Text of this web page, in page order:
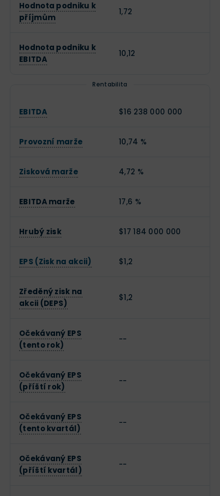
Hodnota podniku k
příjmům
1,72
Hodnota podniku k
EBITDA
10,12
Rentabilita
EBITDA $16 238 000 000
Provozní marže 10,74 %
Zisková marže 4,72 %
EBITDA marže 17,6 %
Hrubý zisk $17 184 000 000
EPS (Zisk na akcii) $1,2
Zředěný zisk na
akcii (DEPS)
$1,2
Očekávaný EPS
(tento rok)
--
Očekávaný EPS
(příští rok)
--
Očekávaný EPS
(tento kvartál)
--
Očekávaný EPS
(příští kvartál)
--